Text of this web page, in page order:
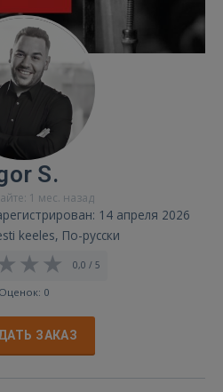
S.
1 мес. назад
14 апреля 2026
keeles, По-русски
0,0 / 5
Оценок: 0
ЗАКАЗ